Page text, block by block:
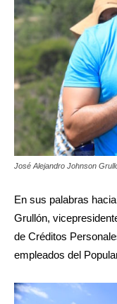
José Alejandro Johnson
En sus palabras
Grullón,
de Créditos
empleados del